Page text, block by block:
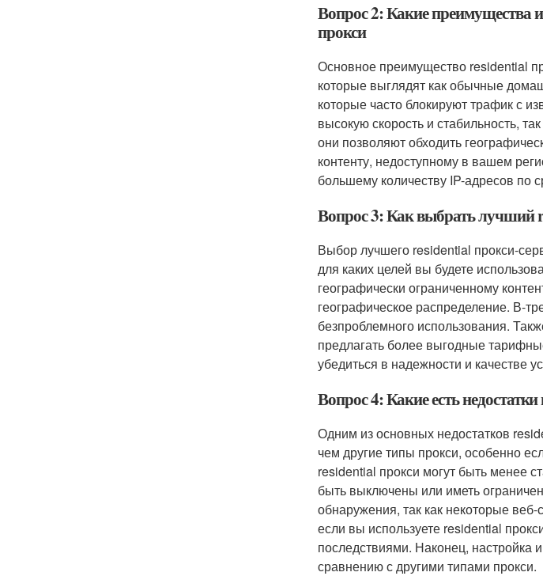
Вопрос 2: Какие преимущества
прокси
Основное преимущество residential
которые выглядят как обычные
которые часто блокируют трафик с
высокую скорость и стабильность,
они позволяют обходить
контенту, недоступному в вашем
большему количеству IP-адресов по
Вопрос 3: Как выбрать лучший
Выбор лучшего residential прокси-
для каких целей вы будете
географически ограниченному
географическое распределение. В-
безпроблемного использования.
предлагать более выгодные
убедиться в надежности и качестве
Вопрос 4: Какие есть
Одним из основных недостатков
чем другие типы прокси, особенно
residential прокси могут быть менее
быть выключены или иметь
обнаружения, так как некоторые
если вы используете residential
последствиями. Наконец,
сравнению с другими типами прокси.